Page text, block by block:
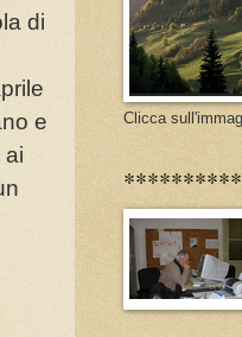
di
e
ai
Clicca